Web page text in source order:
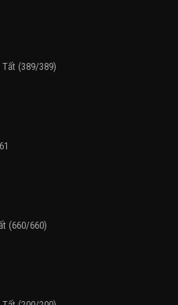
Tất (389/389)
(660/660)